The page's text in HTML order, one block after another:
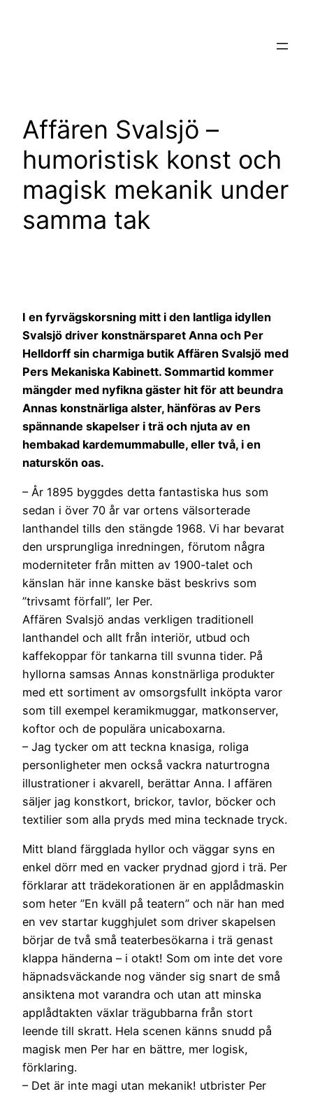
Affären Svalsjö –
humoristisk konst och
magisk mekanik under
samma tak
I en fyrvägskorsning mitt i den lantliga idyllen
Svalsjö driver konstnärsparet Anna och Per
Helldorff sin charmiga butik Affären Svalsjö med
Pers Mekaniska Kabinett. Sommartid kommer
mängder med nyfikna gäster hit för att beundra
Annas konstnärliga alster, hänföras av Pers
spännande skapelser i trä och njuta av en
hembakad kardemummabulle, eller två, i en
naturskön oas.
– År 1895 byggdes detta fantastiska hus som
sedan i över 70 år var ortens välsorterade
lanthandel tills den stängde 1968. Vi har bevarat
den ursprungliga inredningen, förutom några
moderniteter från mitten av 1900-talet och
känslan här inne kanske bäst beskrivs som
”trivsamt förfall”, ler Per.
Affären Svalsjö andas verkligen traditionell
lanthandel och allt från interiör, utbud och
kaffekoppar för tankarna till svunna tider. På
hyllorna samsas Annas konstnärliga produkter
med ett sortiment av omsorgsfullt inköpta varor
som till exempel keramikmuggar, matkonserver,
koftor och de populära unicaboxarna.
– Jag tycker om att teckna knasiga, roliga
personligheter men också vackra naturtrogna
illustrationer i akvarell, berättar Anna. I affären
säljer jag konstkort, brickor, tavlor, böcker och
textilier som alla pryds med mina tecknade tryck.
Mitt bland färgglada hyllor och väggar syns en
enkel dörr med en vacker prydnad gjord i trä. Per
förklarar att trädekorationen är en applådmaskin
som heter ”En kväll på teatern” och när han med
en vev startar kugghjulet som driver skapelsen
börjar de två små teaterbesökarna i trä genast
klappa händerna – i otakt! Som om inte det vore
häpnadsväckande nog vänder sig snart de små
ansiktena mot varandra och utan att minska
applådtakten växlar trägubbarna från stort
leende till skratt. Hela scenen känns snudd på
magisk men Per har en bättre, mer logisk,
förklaring.
– Det är inte magi utan mekanik! utbrister Per